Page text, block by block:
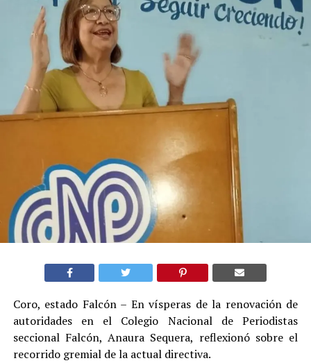
Coro, estado Falcón – En vísperas de la renovación de
autoridades en el Colegio Nacional de Periodistas
seccional Falcón, Anaura Sequera, reflexionó sobre el
recorrido gremial de la actual directiva.